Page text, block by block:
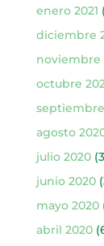
enero 2021
diciembre
noviembre
octubre
agosto
julio 2020
junio 2020
mayo 2020
abril 2020